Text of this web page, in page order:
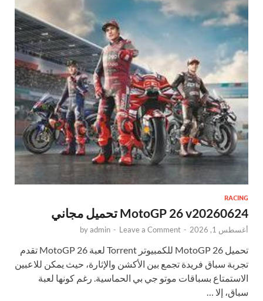
RACING
MotoGP 26 v20260624 تحميل مجاني
أغسطس 1, 2026 -
byadmin - Leave a Comment
تحميل MotoGP 26 للكمبيوتر Torrent لعبة MotoGP 26 تقدم
تجربة سباق فريدة تجمع بين الأكشن والإثارة، حيث يمكن للاعبين
الاستمتاع بسباقات موتو جي بي الحماسية. رغم كونها لعبة
سباق، إلا …